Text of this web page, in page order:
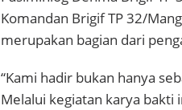
Komandan Brigif TP 32/
merupakan bagian dari
“Kami hadir bukan hanya
Melalui kegiatan karya